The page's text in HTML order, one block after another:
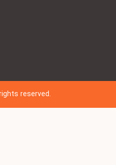
reserved.